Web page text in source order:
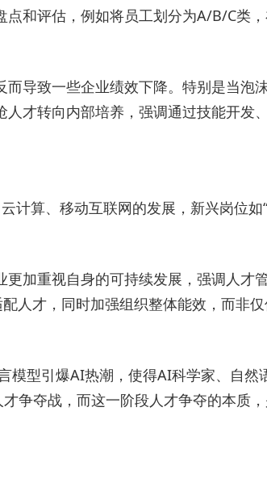
和评估，例如将员工划分为A/B/C类
导致一些企业绩效下降。特别是当
才转向内部培养，强调通过技能开
算、移动互联网的发展，新兴岗位如
加重视自身的可持续发展，强调人
人才，同时加强组织整体能效，而非仅
模型引爆AI热潮，使得AI科学家、自
夺战，而这一阶段人才争夺的本质，